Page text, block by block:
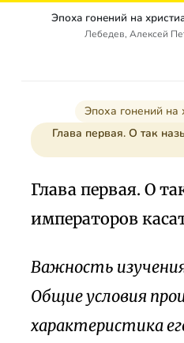
Лебедев, Алексей
Эпоха гонений на
Глава первая. О так
Глава первая. О
императоров
Важность
Общие условия
характеристика